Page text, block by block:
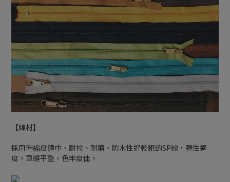
【線材】
採用伸縮度適中、耐拉、耐磨、防水性好較粗的SP線，彈性適
度，車縫平整，色牢度佳。